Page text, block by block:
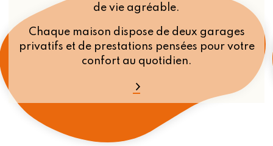
de vie agréable.
Chaque maison dispose de deux garages
privatifs et de prestations pensées pour votre
confort au quotidien.